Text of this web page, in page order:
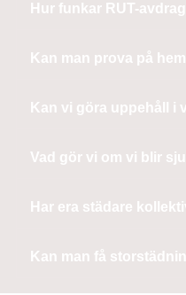
Hur funkar RUT-
Kan man prova på
Kan vi göra uppehåll i
Vad gör vi om vi blir
Har era städare
Kan man få